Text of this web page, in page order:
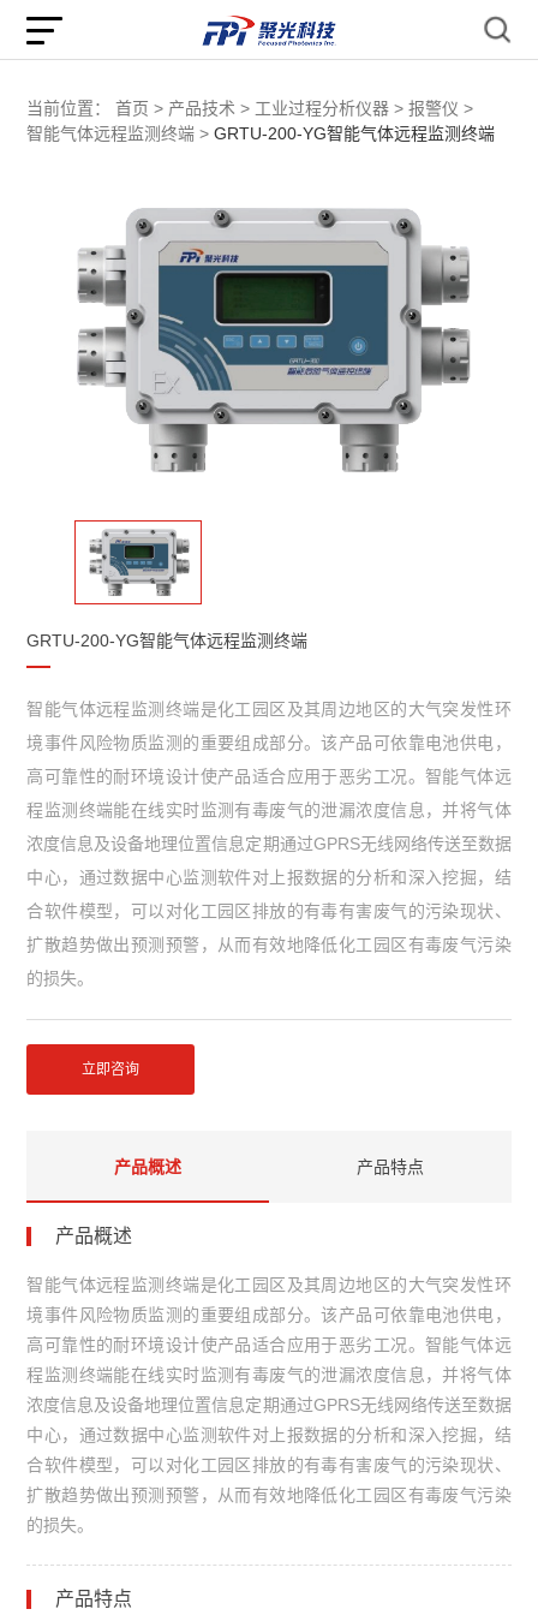
当前位置： 首页 > 产品技术 > 工业过程分析仪器 > 报警仪 >
智能气体远程监测终端 > GRTU-200-YG智能气体远程监测终端
GRTU-200-YG智能气体远程监测终端
智能气体远程监测终端是化工园区及其周边地区的大气突发性环
境事件风险物质监测的重要组成部分。该产品可依靠电池供电，
高可靠性的耐环境设计使产品适合应用于恶劣工况。智能气体远
程监测终端能在线实时监测有毒废气的泄漏浓度信息，并将气体
浓度信息及设备地理位置信息定期通过GPRS无线网络传送至数据
中心，通过数据中心监测软件对上报数据的分析和深入挖掘，结
合软件模型，可以对化工园区排放的有毒有害废气的污染现状、
扩散趋势做出预测预警，从而有效地降低化工园区有毒废气污染
的损失。
立即咨询
产品概述 产品特点
产品概述
智能气体远程监测终端是化工园区及其周边地区的大气突发性环
境事件风险物质监测的重要组成部分。该产品可依靠电池供电，
高可靠性的耐环境设计使产品适合应用于恶劣工况。智能气体远
程监测终端能在线实时监测有毒废气的泄漏浓度信息，并将气体
浓度信息及设备地理位置信息定期通过GPRS无线网络传送至数据
中心，通过数据中心监测软件对上报数据的分析和深入挖掘，结
合软件模型，可以对化工园区排放的有毒有害废气的污染现状、
扩散趋势做出预测预警，从而有效地降低化工园区有毒废气污染
的损失。
产品特点